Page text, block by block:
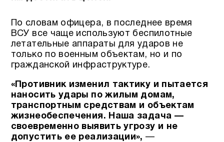
По словам офицера, в последнее время
ВСУ все чаще используют беспилотные
летательные аппараты для ударов не
только по военным объектам, но и по
гражданской инфраструктуре.
«Противник изменил тактику и пытается
наносить удары по жилым домам,
транспортным средствам и объектам
жизнеобеспечения. Наша задача —
своевременно выявить угрозу и не
допустить ее реализации», —